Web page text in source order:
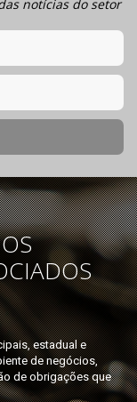
notícias do setor
estadual e
de negócios,
de obrigações que